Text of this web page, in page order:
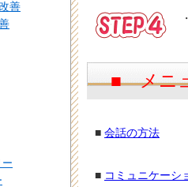
■ メニ
■ 会話の方法
■ コミュニケーシ
善
ー